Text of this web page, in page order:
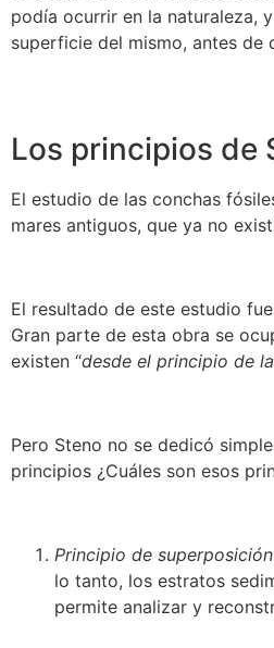
podía ocurrir en la naturaleza,
superficie del mismo, antes de
Los principios de
El estudio de las conchas
mares antiguos, que ya no
El resultado de este estudio
Gran parte de esta obra se
existen “desde el principio de
Pero Steno no se dedicó
principios ¿Cuáles son esos
Principio de superposición
lo tanto, los estratos
permite analizar y